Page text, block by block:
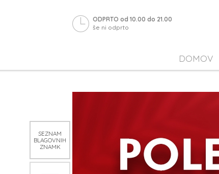
ODPRTO od 10.00 do 21.00
še ni odprto
DOMOV
SEZNAM
BLAGOVNIH
ZNAMK